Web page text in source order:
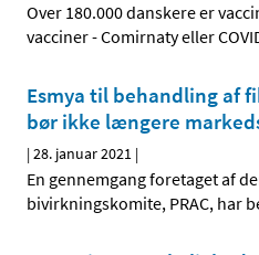
Over 180.000 danskere er
vacciner - Comirnaty eller
Esmya til behandling af
bør ikke længere
|28. januar 2021 |
En gennemgang foretaget af
bivirkningskomite, PRAC, har